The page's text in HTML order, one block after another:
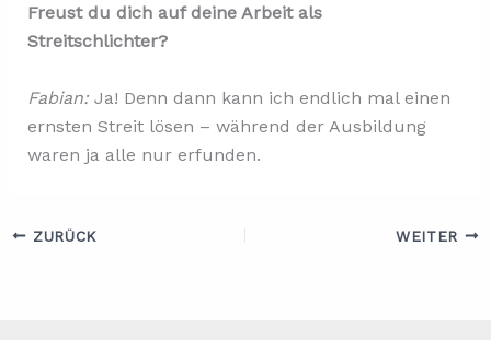
Freust du dich auf deine Arbeit als
Streitschlichter?
Fabian: Ja! Denn dann kann ich endlich mal einen
ernsten Streit lösen – während der Ausbildung
waren ja alle nur erfunden.
ZURÜCK WEITER